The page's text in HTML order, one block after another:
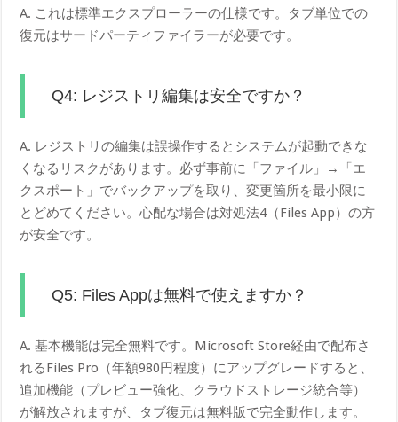
A. これは標準エクスプローラーの仕様です。タブ単位での
復元はサードパーティファイラーが必要です。
Q4: レジストリ編集は安全ですか？
A. レジストリの編集は誤操作するとシステムが起動できな
くなるリスクがあります。必ず事前に「ファイル」→「エ
クスポート」でバックアップを取り、変更箇所を最小限に
とどめてください。心配な場合は対処法4（Files App）の方
が安全です。
Q5: Files Appは無料で使えますか？
A. 基本機能は完全無料です。Microsoft Store経由で配布さ
れるFiles Pro（年額980円程度）にアップグレードすると、
追加機能（プレビュー強化、クラウドストレージ統合等）
が解放されますが、タブ復元は無料版で完全動作します。